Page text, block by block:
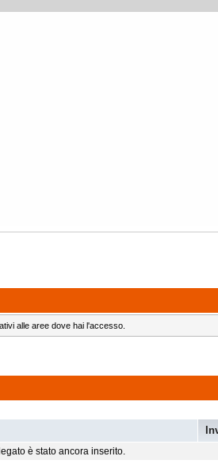
alle aree dove hai l'accesso.
è stato ancora inserito.